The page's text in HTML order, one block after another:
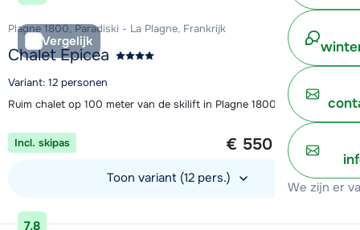
We zijn er
Vergelijk
Plagne 1800, Paradiski - La Plagne, Frankrijk
Chalet Epicea
Variant: 12 personen
Ruim chalet op 100 meter van de skilift in Plagne 1800
1 week vanaf
€ 550 per persoon
Incl. skipas
Toon variant (12 pers.)
Bekijk accommodatie
7,8